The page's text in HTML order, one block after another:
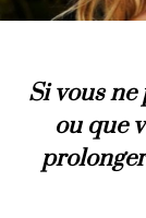
Si vous ne
ou que